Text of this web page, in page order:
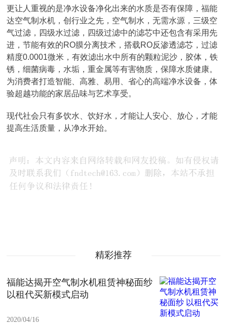
更让人重视的是净水设备净化出来的水质是否有保障，福能
达空气制水机，创行业之先，空气制水，无需水源，三级空
气过滤，四级水过滤，四级过滤中的滤芯中还包含有采用先
进，节能有效的RO膜分离技术，搭载RO反渗透滤芯，过滤
精度0.0001微米，有效滤出水中所有的颗粒泥沙，胶体，铁
锈，细菌病毒，水垢，重金属等有害物质，保障水质健康。
为消费者打造智能、高雅、易用、省心的高端净水设备，体
验超越功能的家居品味与艺术享受。
现代社会只有多饮水、饮好水，才能让人安心、放心，才能
提高生活质量，从净水开始。
精彩推荐
福能达揭开空气制水机租赁神秘面纱
以租代买新模式启动
2020/04/16